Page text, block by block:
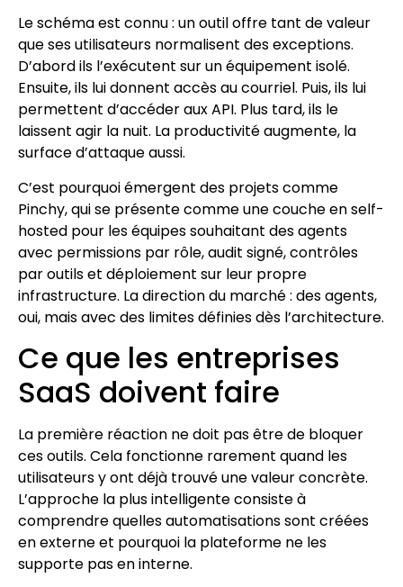
Le schéma est connu : un outil offre tant de valeur
que ses utilisateurs normalisent des exceptions.
D’abord ils l’exécutent sur un équipement isolé.
Ensuite, ils lui donnent accès au courriel. Puis, ils lui
permettent d’accéder aux API. Plus tard, ils le
laissent agir la nuit. La productivité augmente, la
surface d’attaque aussi.
C’est pourquoi émergent des projets comme
Pinchy, qui se présente comme une couche en self-
hosted pour les équipes souhaitant des agents
avec permissions par rôle, audit signé, contrôles
par outils et déploiement sur leur propre
infrastructure. La direction du marché : des agents,
oui, mais avec des limites définies dès l’architecture.
Ce que les entreprises
SaaS doivent faire
La première réaction ne doit pas être de bloquer
ces outils. Cela fonctionne rarement quand les
utilisateurs y ont déjà trouvé une valeur concrète.
L’approche la plus intelligente consiste à
comprendre quelles automatisations sont créées
en externe et pourquoi la plateforme ne les
supporte pas en interne.